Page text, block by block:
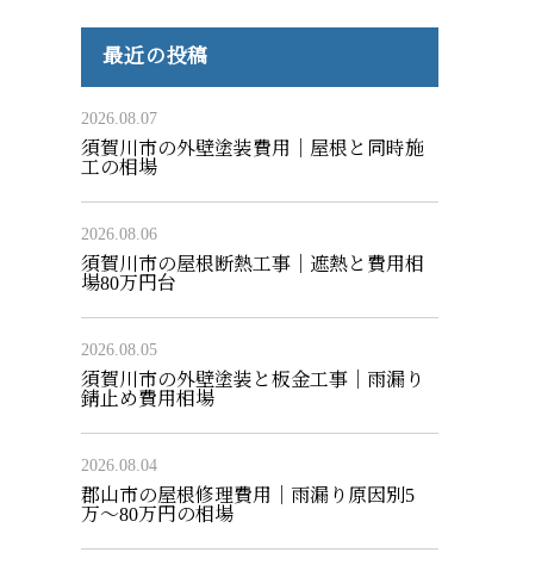
最近の投稿
2026.08.07
須賀川市の外壁塗装費用｜屋根と同時施
工の相場
2026.08.06
須賀川市の屋根断熱工事｜遮熱と費用相
場80万円台
2026.08.05
須賀川市の外壁塗装と板金工事｜雨漏り
錆止め費用相場
2026.08.04
郡山市の屋根修理費用｜雨漏り原因別5
万〜80万円の相場